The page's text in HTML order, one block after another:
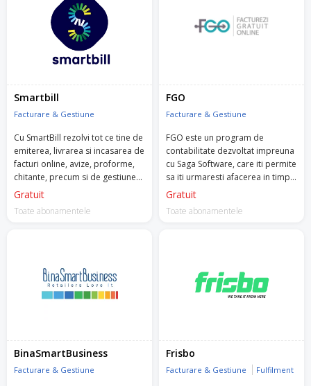
Smartbill
Facturare & Gestiune
Cu SmartBill rezolvi tot ce tine de
emiterea, livrarea si incasarea de
facturi online, avize, proforme,
chitante, precum si de gestiunea
stocurilor, nir, fise, bonuri,
Gratuit
Toate abonamentele
FGO
Facturare & Gestiune
FGO este un program de
contabilitate dezvoltat impreuna
cu Saga Software, care iti permite
sa iti urmaresti afacerea in timp
real.
Gratuit
Toate abonamentele
BinaSmartBusiness
Facturare & Gestiune
Frisbo
Facturare & Gestiune Fulfilment